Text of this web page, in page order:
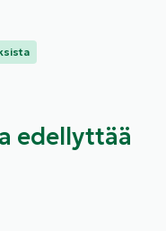
edellyttää